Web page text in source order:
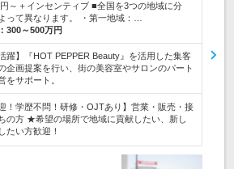
～＋インセンティブ ■全国を3つの地域に分
って異なります。 ・第一地域：…
300～500万円
躍】『HOT PEPPER Beauty』を活用した集客
企画提案を行い、街の美容室やサロンのパート
をサポート。
！学歴不問！研修・OJTあり】営業・販売・接
の方 ★希望の場所で地域に貢献したい、新し
たい方歓迎！